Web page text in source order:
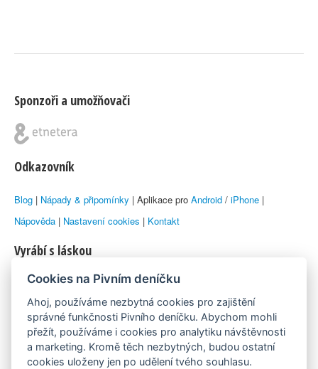
Sponzoři a umožňovači
Odkazovník
Blog | Nápady & připomínky | Aplikace pro Android / iPhone |
Nápověda | Nastavení cookies | Kontakt
Vyrábí s láskou
© 2010–2026 byLukáš Zemanaka Emka
Máme rádi
Pivní.info
Cookies na Pivním deníčku
Ahoj, používáme nezbytná cookies pro zajištění
správné funkčnosti Pivního deníčku. Abychom mohli
přežít, používáme i cookies pro analytiku návštěvnosti
a marketing. Kromě těch nezbytných, budou ostatní
cookies uloženy jen po udělení tvého souhlasu.